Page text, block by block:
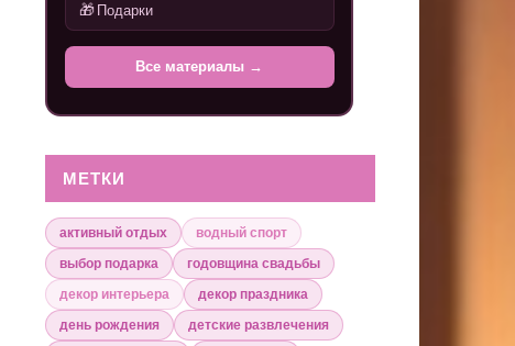
🎁 Подарки
Все материалы →
МЕТКИ
активный отдых
водный спорт
выбор подарка
годовщина свадьбы
декор интерьера
декор праздника
день рождения
детские развлечения